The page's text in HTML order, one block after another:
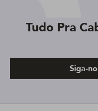
Tudo Pra
Siga-